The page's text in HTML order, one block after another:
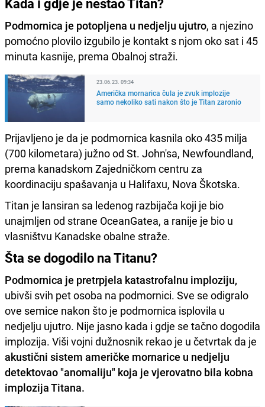
Podmornica je potopljena u nedjelju ujutro, a njezino
pomoćno plovilo izgubilo je kontakt s njom oko sat i 45
minuta kasnije, prema Obalnoj straži.
23.06.23. 09:34
Američka mornarica čula je zvuk implozije
samo nekoliko sati nakon što je Titan zaronio
Prijavljeno je da je podmornica kasnila oko 435 milja
(700 kilometara) južno od St. John'sa, Newfoundland,
prema kanadskom Zajedničkom centru za
koordinaciju spašavanja u Halifaxu, Nova Škotska.
Titan je lansiran sa ledenog razbijača koji je bio
unajmljen od strane OceanGatea, a ranije je bio u
vlasništvu Kanadske obalne straže.
Šta se dogodilo na Titanu?
Podmornica je pretrpjela katastrofalnu imploziju,
ubivši svih pet osoba na podmornici. Sve se odigralo
ove semice nakon što je podmornica isplovila u
nedjelju ujutro. Nije jasno kada i gdje se tačno dogodila
implozija. Viši vojni dužnosnik rekao je u četvrtak da je
akustični sistem američke mornarice u nedjelju
detektovao "anomaliju" koja je vjerovatno bila kobna
implozija Titana.